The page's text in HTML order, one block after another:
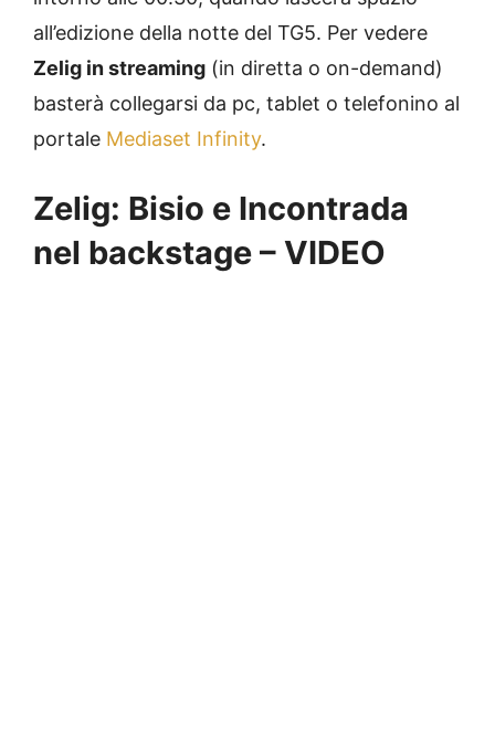
all’edizione della notte del TG5. Per vedere
Zelig in streaming (in diretta o on-demand)
basterà collegarsi da pc, tablet o telefonino al
portale Mediaset Infinity.
Zelig: Bisio e Incontrada
nel backstage – VIDEO